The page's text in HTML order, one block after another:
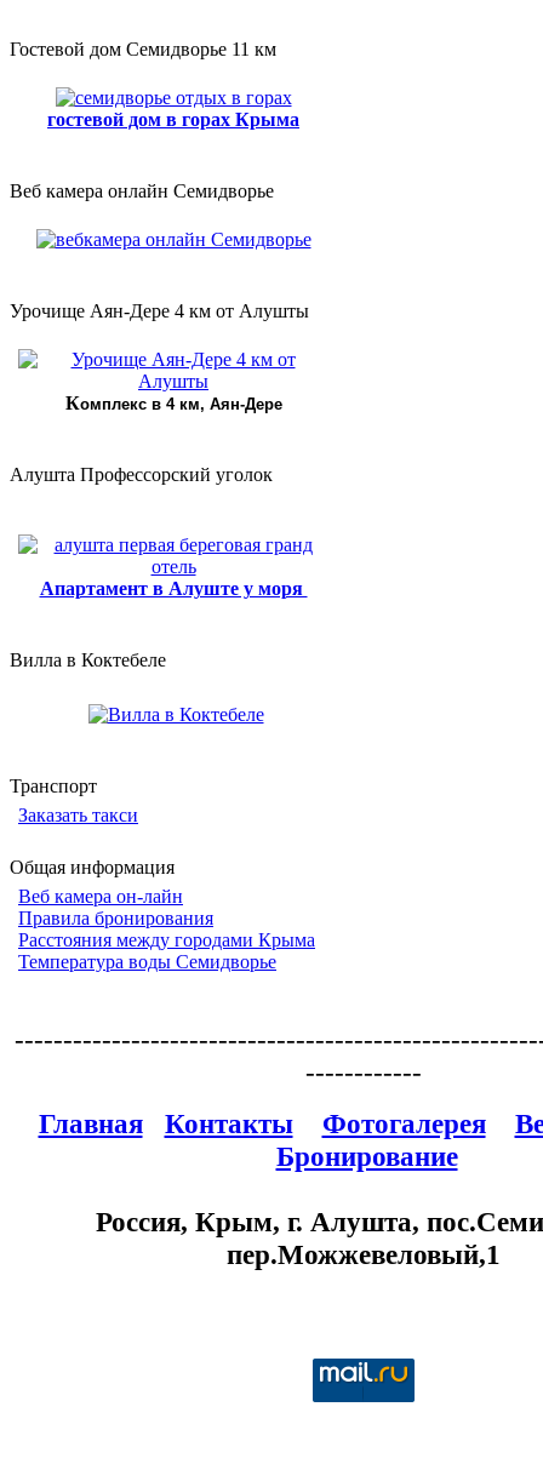
Гостевой дом Семидворье 11 км
гостевой дом в горах Крыма
Веб камера онлайн Семидворье
Урочище Аян-Дере 4 км от Алушты
Комплекс в 4 км, Аян-Дере
Алушта Профессорский уголок
Апартамент в Алуште у моря
Вилла в Коктебеле
Транспорт
Заказать такси
Общая информация
Веб камера он-лайн
Правила бронирования
Расстояния между городами Крыма
Температура воды Семидворье
------------
Главная
Контакты Фотогалерея
Бронирование
Россия, Крым, г. Алушта,
пер.Можжевеловый,1